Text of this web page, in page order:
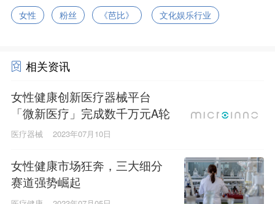
女性 粉丝 《芭比》 文化娱乐行业
相关资讯
女性健康创新医疗器械平台
「微新医疗」完成数千万元A轮
融资，金鼎资本领投
医疗器械 2023年07月10日
女性健康市场狂奔，三大细分
赛道强势崛起